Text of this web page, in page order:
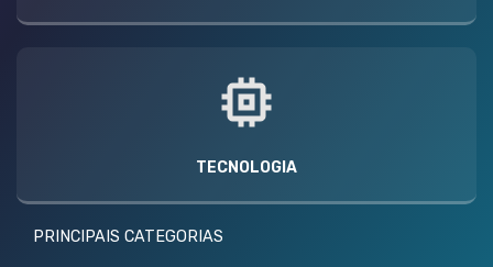
TECNOLOGIA
PRINCIPAIS CATEGORIAS